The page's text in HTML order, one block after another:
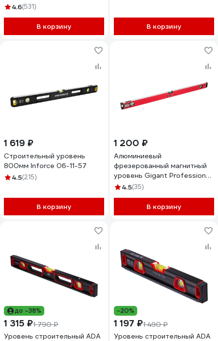
магнитный 34117
4.6(531)
В корзину В корзину
1 619 ₽
Строительный уровень
800мм Inforce 06-11-57
4.5(215)
В корзину
1 200 ₽
Алюминиевый
фрезерованный магнитный
уровень Gigant Professional
1000 мм 3 глазка GPGW-
4.5(35)
В корзину
до -38%
1 315 ₽1 790 ₽
Уровень строительный ADA
-20%
1 197 ₽1 490 ₽
Уровень строительный ADA